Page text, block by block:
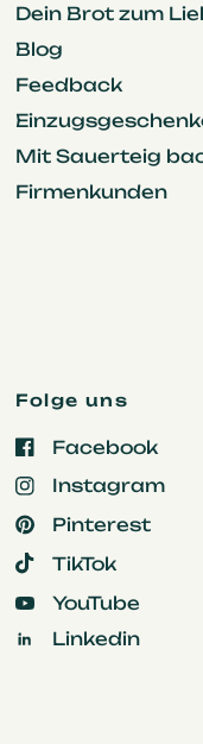
Dein Brot zum
Blog
Feedback
Mit Sauerteig
Firmenkunden
Folge uns
Facebook
Instagram
Pinterest
TikTok
YouTube
Linkedin